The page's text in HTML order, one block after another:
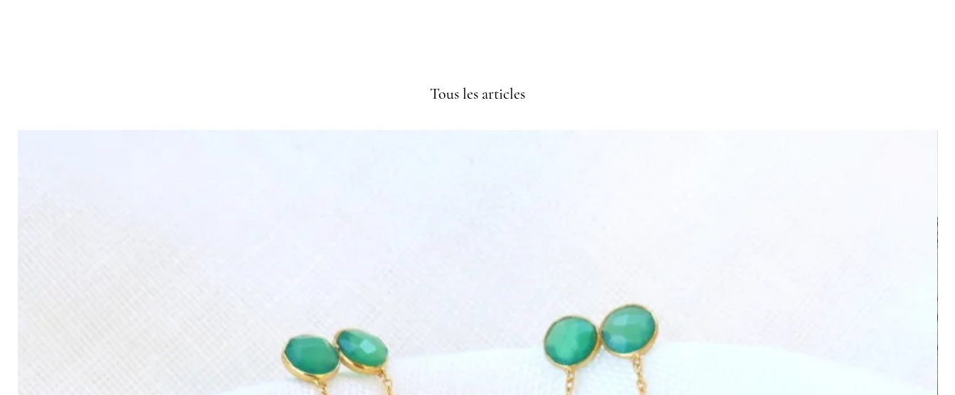
Tous les articles